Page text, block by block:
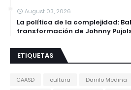
August 03, 2026
La política de la complejidad:
transformación de Johnny
ETIQUETAS
CAASD cultura Danilo Medina